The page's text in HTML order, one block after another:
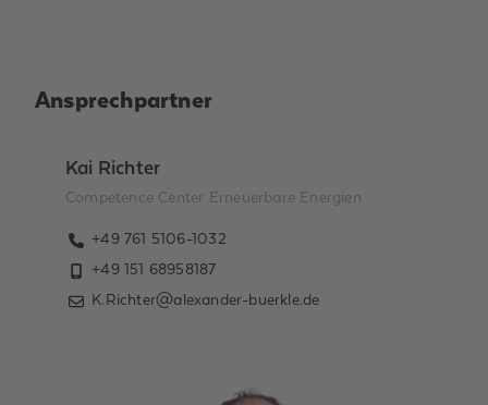
Ansprechpartner
Kai Richter
Competence Center Erneuerbare Energien
+49 761 5106-1032
+49 151 68958187
K.Richter@alexander-buerkle.de